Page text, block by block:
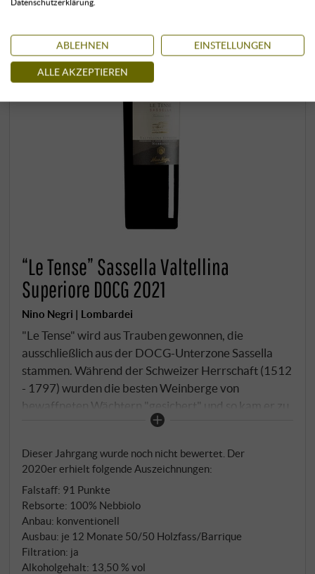
“Le Tense” Sassella Valtellina
Superiore DOCG 2021
Nino Negri | Lombardei
"Le Tense" wird aus Trauben gewonnen, die
ausschließlich aus der DOCG-Unterzone Sassella
stammen. Während der Schweizer Herrschaft (1512
- 1797) wurden die besten Weinberge von
bewaffneten Wächtern "gesichert" und so kam er zu
seinem Namen. Sie wurden so zu den wohl
Auswahl der Rebstöcke bringt einen Wein hervor,
der den Charakter des Bodens zum Ausdruck bringt:
alte Steine und Felsen, die das Terroir von Sassella
darstellen. Nebbiolo aus Sassella bringt elegante
Aromen und zarte, harmonische Geschmacksnoten
hervor, die typisch für die alpinen Roten des
Valtellina sind.
Dieser Jahrgang wurde noch nicht bewertet. Der
2020er erhielt folgende Auszeichnungen:
Falstaff: 91 Punkte
Rebsorte: 100% Nebbiolo
Anbau: konventionell
Ausbau: je 12 Monate 50/50 Holzfass/Barrique
Filtration: ja
Alkoholgehalt: 13,50 % vol
Datenschutzerklärung.
ABLEHNEN EINSTELLUNGEN
ALLE AKZEPTIEREN